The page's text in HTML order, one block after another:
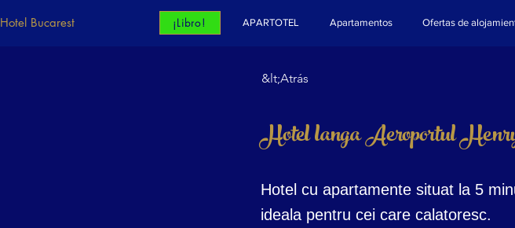
Hotel Bucarest ¡Libro! APARTOTEL Apartamentos Ofertas de
&lt;Atrás
Hotel langa Aeroportul
Hotel cu apartamente situat la 5
ideala pentru cei care calatoresc.